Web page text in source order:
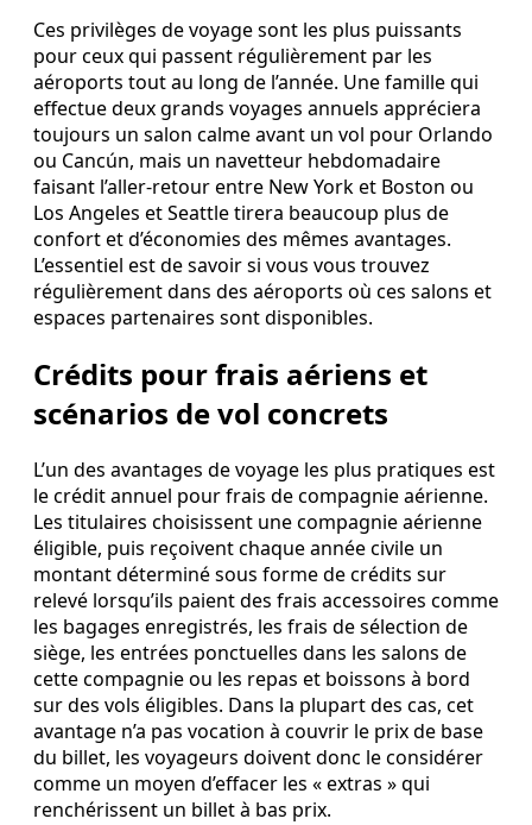
Ces privilèges de voyage sont les plus puissants
pour ceux qui passent régulièrement par les
aéroports tout au long de l’année. Une famille qui
effectue deux grands voyages annuels appréciera
toujours un salon calme avant un vol pour Orlando
ou Cancún, mais un navetteur hebdomadaire
faisant l’aller‑retour entre New York et Boston ou
Los Angeles et Seattle tirera beaucoup plus de
confort et d’économies des mêmes avantages.
L’essentiel est de savoir si vous vous trouvez
régulièrement dans des aéroports où ces salons et
espaces partenaires sont disponibles.
Crédits pour frais aériens et
scénarios de vol concrets
L’un des avantages de voyage les plus pratiques est
le crédit annuel pour frais de compagnie aérienne.
Les titulaires choisissent une compagnie aérienne
éligible, puis reçoivent chaque année civile un
montant déterminé sous forme de crédits sur
relevé lorsqu’ils paient des frais accessoires comme
les bagages enregistrés, les frais de sélection de
siège, les entrées ponctuelles dans les salons de
cette compagnie ou les repas et boissons à bord
sur des vols éligibles. Dans la plupart des cas, cet
avantage n’a pas vocation à couvrir le prix de base
du billet, les voyageurs doivent donc le considérer
comme un moyen d’effacer les « extras » qui
renchérissent un billet à bas prix.